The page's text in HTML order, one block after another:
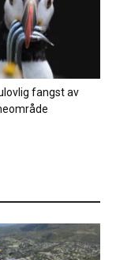
fangst av